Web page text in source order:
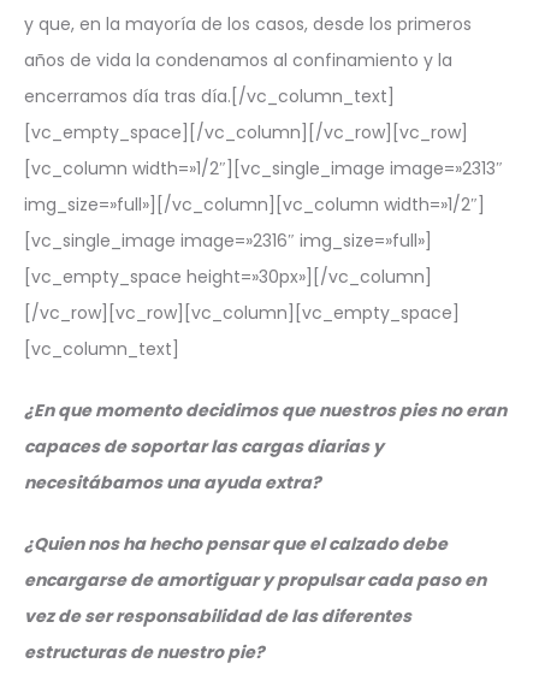
y que, en la mayoría de los casos, desde los primeros
años de vida la condenamos al confinamiento y la
encerramos día tras día.[/vc_column_text]
[vc_empty_space][/vc_column][/vc_row][vc_row]
[vc_column width=»1/2″][vc_single_image image=»2313″
img_size=»full»][/vc_column][vc_column width=»1/2″]
[vc_single_image image=»2316″ img_size=»full»]
[vc_empty_space height=»30px»][/vc_column]
[/vc_row][vc_row][vc_column][vc_empty_space]
[vc_column_text]
¿En que momento decidimos que nuestros pies no eran
capaces de soportar las cargas diarias y
necesitábamos una ayuda extra?
¿Quien nos ha hecho pensar que el calzado debe
encargarse de amortiguar y propulsar cada paso en
vez de ser responsabilidad de las diferentes
estructuras de nuestro pie?